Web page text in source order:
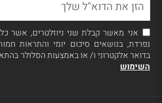
אני מאשר קבלת שני ניוזלטרים, אשר
נפרדת, בנושאים סיכום יומי והתראות
בדואר אלקטרוני ו/ או באמצעות הסלולר
השימוש